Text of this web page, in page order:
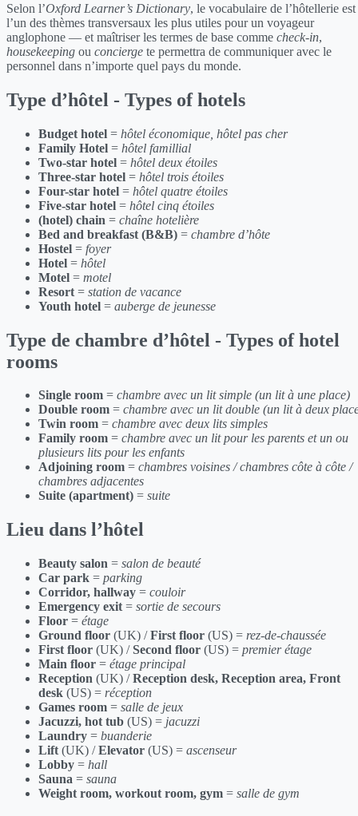
Selon l’Oxford Learner’s Dictionary, le vocabulaire de l’hôtellerie est
l’un des thèmes transversaux les plus utiles pour un voyageur
anglophone — et maîtriser les termes de base comme check-in,
housekeeping ou concierge te permettra de communiquer avec le
personnel dans n’importe quel pays du monde.
Type d’hôtel - Types of hotels
Budget hotel = hôtel économique, hôtel pas cher
Family Hotel = hôtel famillial
Two-star hotel = hôtel deux étoiles
Three-star hotel = hôtel trois étoiles
Four-star hotel = hôtel quatre étoiles
Five-star hotel = hôtel cinq étoiles
(hotel) chain = chaîne hotelière
Bed and breakfast (B&B) = chambre d’hôte
Hostel = foyer
Hotel = hôtel
Motel = motel
Resort = station de vacance
Youth hotel = auberge de jeunesse
Type de chambre d’hôtel - Types of hotel
rooms
Single room = chambre avec un lit simple (un lit à une place)
Double room = chambre avec un lit double (un lit à deux
Twin room = chambre avec deux lits simples
Family room = chambre avec un lit pour les parents et un ou
plusieurs lits pour les enfants
Adjoining room = chambres voisines / chambres côte à côte /
chambres adjacentes
Suite (apartment) = suite
Lieu dans l’hôtel
Beauty salon = salon de beauté
Car park = parking
Corridor, hallway = couloir
Emergency exit = sortie de secours
Floor = étage
Ground floor (UK) /First floor (US) = rez-de-chaussée
First floor (UK) /Second floor (US) = premier étage
Main floor = étage principal
Reception (UK) /Reception desk, Reception area, Front
desk (US) = réception
Games room = salle de jeux
Jacuzzi, hot tub (US) = jacuzzi
Laundry = buanderie
Lift (UK) /Elevator (US) = ascenseur
Lobby = hall
Sauna = sauna
Weight room, workout room, gym = salle de gym